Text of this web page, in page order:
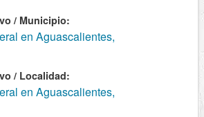
/ Municipio:
en Aguascalientes,
/ Localidad:
en Aguascalientes,